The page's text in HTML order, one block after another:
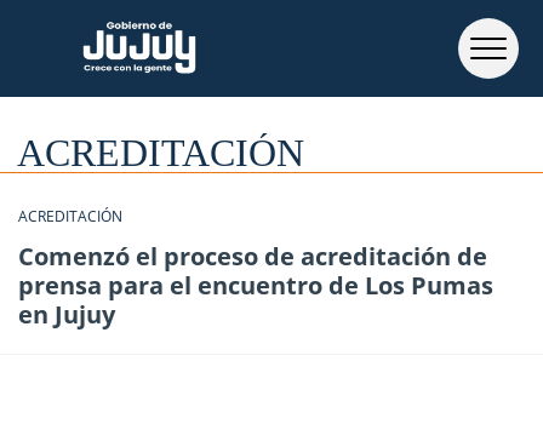
ACREDITACIÓN
ACREDITACIÓN
Comenzó el proceso de acreditación de
prensa para el encuentro de Los Pumas
en Jujuy